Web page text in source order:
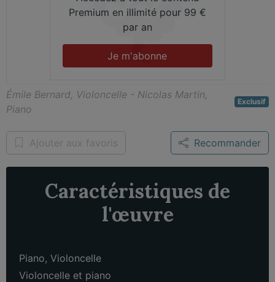
Premium en illimité pour 99 €
par an
Je m'abonne
Émile Bernard, Violoncelle - Nicolas Martin,
Piano
Exclusif
Ajouter aux favoris Recommander
Caractéristiques de
l'œuvre
Piano, Violoncelle
Violoncelle et piano